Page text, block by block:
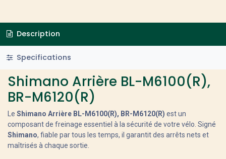
Description
Specifications
Shimano Arrière BL-M6100(R),
BR-M6120(R)
Le Shimano Arrière BL-M6100(R), BR-M6120(R) est un
composant de freinage essentiel à la sécurité de votre vélo. Signé
Shimano, fiable par tous les temps, il garantit des arrêts nets et
maîtrisés à chaque sortie.